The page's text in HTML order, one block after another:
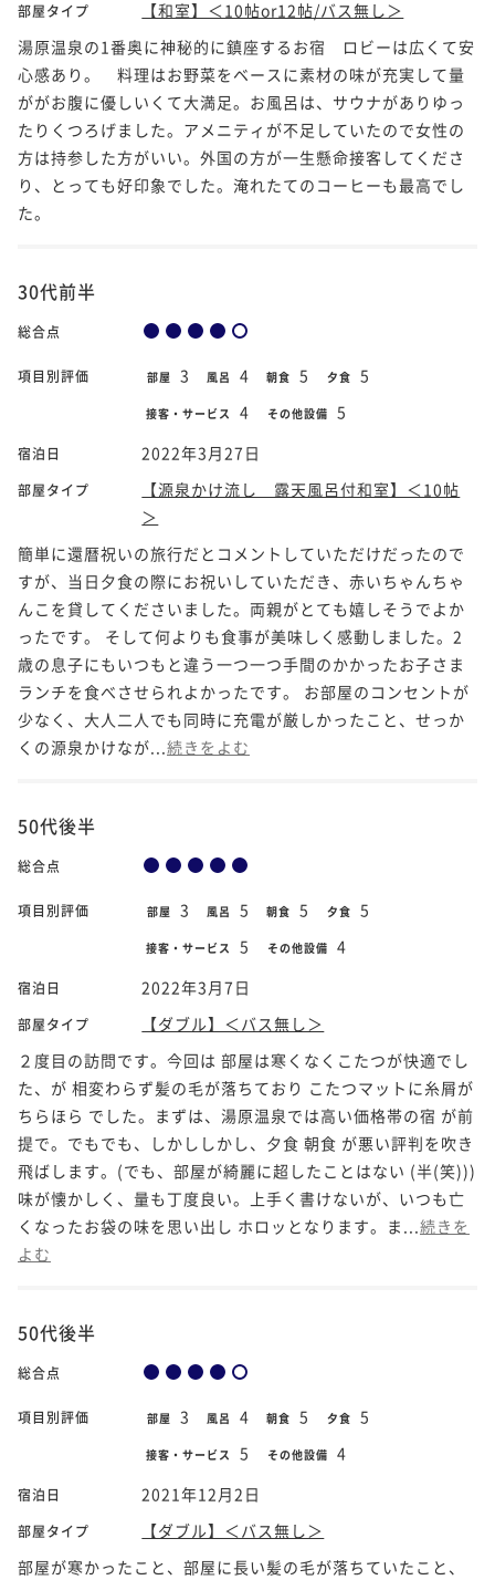
部屋タイプ
【和室】＜10帖or12帖/バス無し＞
湯原温泉の1番奥に神秘的に鎮座するお宿 ロビーは広くて安
心感あり。 料理はお野菜をベースに素材の味が充実して量
ががお腹に優しいくて大満足。お風呂は、サウナがありゆっ
たりくつろげました。アメニティが不足していたので女性の
方は持参した方がいい。外国の方が一生懸命接客してくださ
り、とっても好印象でした。淹れたてのコーヒーも最高でし
た。
30代前半
総合点
項目別評価 部屋 3 風呂 4 朝食 5 夕食 5
接客・サービス 4 その他設備 5
宿泊日 2022年3月27日
部屋タイプ
【源泉かけ流し 露天風呂付和室】＜10帖
＞
簡単に還暦祝いの旅行だとコメントしていただけだったので
すが、当日夕食の際にお祝いしていただき、赤いちゃんちゃ
んこを貸してくださいました。両親がとても嬉しそうでよか
ったです。 そして何よりも食事が美味しく感動しました。2
歳の息子にもいつもと違う一つ一つ手間のかかったお子さま
ランチを食べさせられよかったです。 お部屋のコンセントが
少なく、大人二人でも同時に充電が厳しかったこと、せっか
くの源泉かけなが... 続きをよむ
50代後半
総合点
項目別評価 部屋 3 風呂 5 朝食 5 夕食 5
接客・サービス 5 その他設備 4
宿泊日 2022年3月7日
部屋タイプ
【ダブル】＜バス無し＞
２度目の訪問です。今回は 部屋は寒くなくこたつが快適でし
た、が 相変わらず髪の毛が落ちており こたつマットに糸屑が
ちらほら でした。まずは、湯原温泉では高い価格帯の宿 が前
提で。でもでも、しかししかし、夕食 朝食 が悪い評判を吹き
飛ばします。(でも、部屋が綺麗に超したことはない (半(笑)))
味が懐かしく、量も丁度良い。上手く書けないが、いつも亡
くなったお袋の味を思い出し ホロッとなります。ま... 続きを
よむ
50代後半
総合点
項目別評価 部屋 3 風呂 4 朝食 5 夕食 5
接客・サービス 5 その他設備 4
宿泊日 2021年12月2日
部屋タイプ
【ダブル】＜バス無し＞
部屋が寒かったこと、部屋に長い髪の毛が落ちていたこと、